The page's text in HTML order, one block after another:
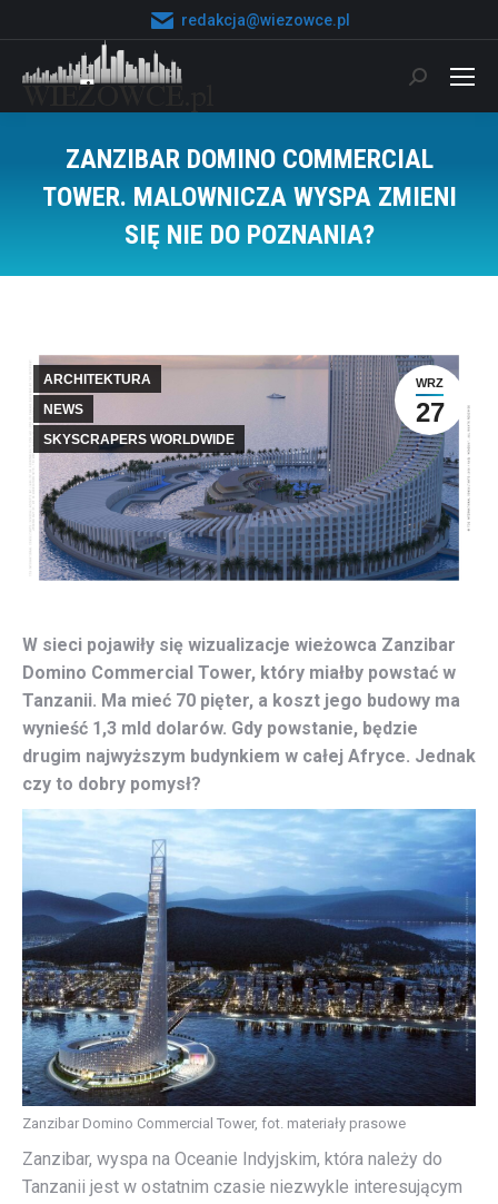
redakcja@wiezowce.pl
Szukaj:
ZANZIBAR DOMINO COMMERCIAL
TOWER. MALOWNICZA WYSPA ZMIENI
SIĘ NIE DO POZNANIA?
WRZ
27
ARCHITEKTURA
NEWS
SKYSCRAPERS WORLDWIDE
W sieci pojawiły się wizualizacje wieżowca Zanzibar
Domino Commercial Tower, który miałby powstać w
Tanzanii. Ma mieć 70 pięter, a koszt jego budowy ma
wynieść 1,3 mld dolarów. Gdy powstanie, będzie
drugim najwyższym budynkiem w całej Afryce. Jednak
czy to dobry pomysł?
Zanzibar Domino Commercial Tower, fot. materiały prasowe
Zanzibar, wyspa na Oceanie Indyjskim, która należy do
Tanzanii jest w ostatnim czasie niezwykle interesującym